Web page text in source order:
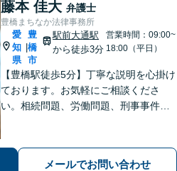
藤本 佳大 弁護士
豊橋まちなか法律事務所
愛
知
県
|
豊
橋
市
駅前大通駅
から徒歩3分
営業時間：09:00~
18:00（平日）
【豊橋駅徒歩5分】丁寧な説明を心掛け
ております。お気軽にご相談くださ
い。相続問題、労働問題、刑事事件そ
メールでお問い合わせ